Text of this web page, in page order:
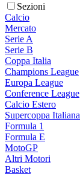
Sezioni
Calcio
Mercato
Serie A
Serie B
Coppa Italia
Champions League
Europa League
Conference League
Calcio Estero
Supercoppa Italiana
Formula 1
Formula E
MotoGP
Altri Motori
Basket